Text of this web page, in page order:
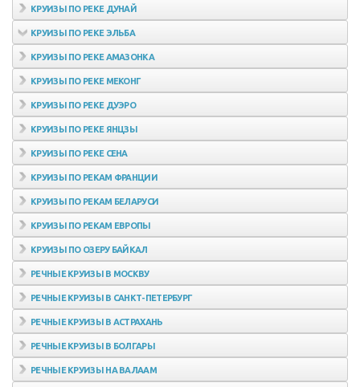
КРУИЗЫ ПО РЕКЕ ДУНАЙ
КРУИЗЫ ПО РЕКЕ ЭЛЬБА
КРУИЗЫ ПО РЕКЕ АМАЗОНКА
КРУИЗЫ ПО РЕКЕ МЕКОНГ
КРУИЗЫ ПО РЕКЕ ДУЭРО
КРУИЗЫ ПО РЕКЕ ЯНЦЗЫ
КРУИЗЫ ПО РЕКЕ СЕНА
КРУИЗЫ ПО РЕКАМ ФРАНЦИИ
КРУИЗЫ ПО РЕКАМ БЕЛАРУСИ
КРУИЗЫ ПО РЕКАМ ЕВРОПЫ
КРУИЗЫ ПО ОЗЕРУ БАЙКАЛ
РЕЧНЫЕ КРУИЗЫ В МОСКВУ
РЕЧНЫЕ КРУИЗЫ В САНКТ-ПЕТЕРБУРГ
РЕЧНЫЕ КРУИЗЫ В АСТРАХАНЬ
РЕЧНЫЕ КРУИЗЫ В БОЛГАРЫ
РЕЧНЫЕ КРУИЗЫ НА ВАЛААМ